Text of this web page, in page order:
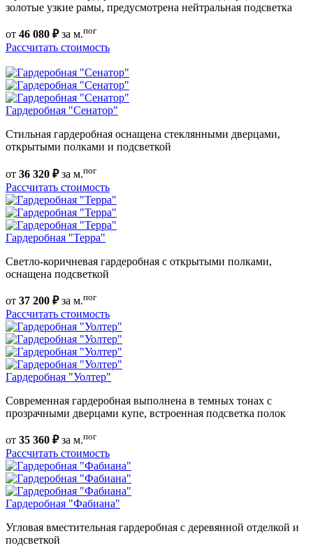
золотые узкие рамы, предусмотрена нейтральная подсветка
от 46 080 ₽за м.пог
Рассчитать стоимость
Гардеробная "Сенатор"
Стильная гардеробная оснащена стеклянными дверцами,
открытыми полками и подсветкой
от 36 320 ₽за м.пог
Рассчитать стоимость
Гардеробная "Терра"
Светло-коричневая гардеробная с открытыми полками,
оснащена подсветкой
от 37 200 ₽за м.пог
Рассчитать стоимость
Гардеробная "Уолтер"
Современная гардеробная выполнена в темных тонах с
прозрачными дверцами купе, встроенная подсветка полок
от 35 360 ₽за м.пог
Рассчитать стоимость
Гардеробная "Фабиана"
Угловая вместительная гардеробная с деревянной отделкой и
подсветкой